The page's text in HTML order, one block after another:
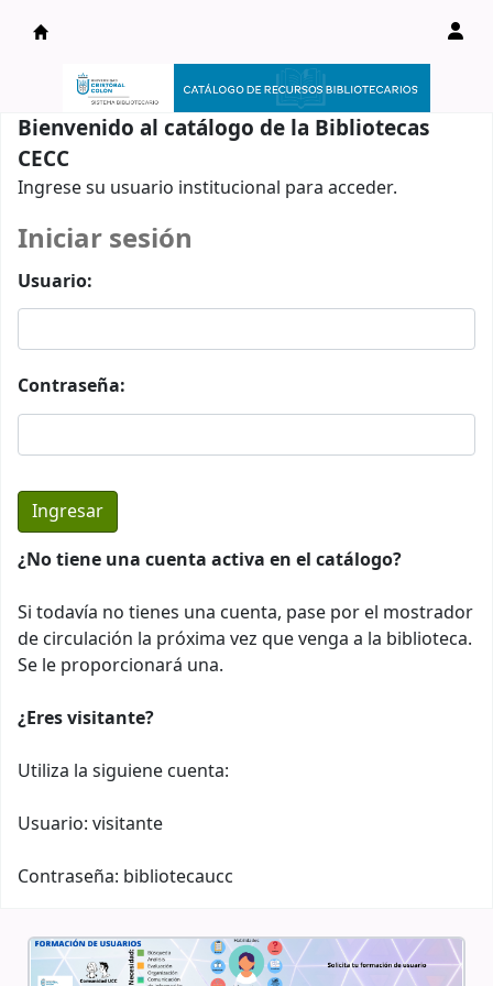
Catálogo en línea
Bienvenido al catálogo de la Bibliotecas
CECC
Ingrese su usuario institucional para acceder.
Iniciar sesión
Usuario:
Contraseña:
¿No tiene una cuenta activa en el catálogo?
Si todavía no tienes una cuenta, pase por el mostrador
de circulación la próxima vez que venga a la biblioteca.
Se le proporcionará una.
¿Eres visitante?
Utiliza la siguiene cuenta:
Usuario: visitante
Contraseña: bibliotecaucc